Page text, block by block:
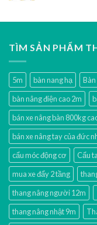
TÌM SẢN PHẨM
5m bàn nang hạ
bàn nâng điện cao 2m
bán xe nâng bàn 800kg
bán xe nâng tay của đức
cẩu móc động cơ
Cẩu
mua xe đẩy 2 tầng
thang nâng người 12m
thang nâng nhật 9m